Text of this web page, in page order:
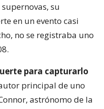
su
en un evento casi
no se registraba uno
para capturarlo
principal de uno
astrónomo de la